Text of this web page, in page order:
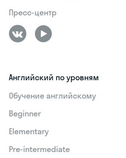
Пресс-центр
Английский по уровням
Обучение английскому
Beginner
Elementary
Pre-intermediate